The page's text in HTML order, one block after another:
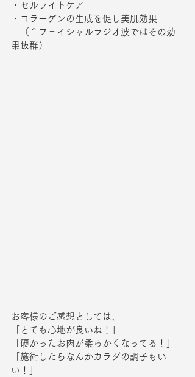
・セルライトケア
・コラーゲンの生成を促し美肌効果
（↑フェイシャルラジオ波ではその効
果抜群）
お客様のご感想としては、
「とても心地が良いね！」
「硬かったお肉が柔らかくなってる！」
「施術したらなんかカラダの調子もい
い！」